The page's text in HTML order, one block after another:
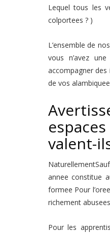
Lequel tous les
colportees ? )
L’ensemble de
vous n’avez
accompagner
de vos
valent-
annee constitue
formee Pour
richement abusees
Pour les